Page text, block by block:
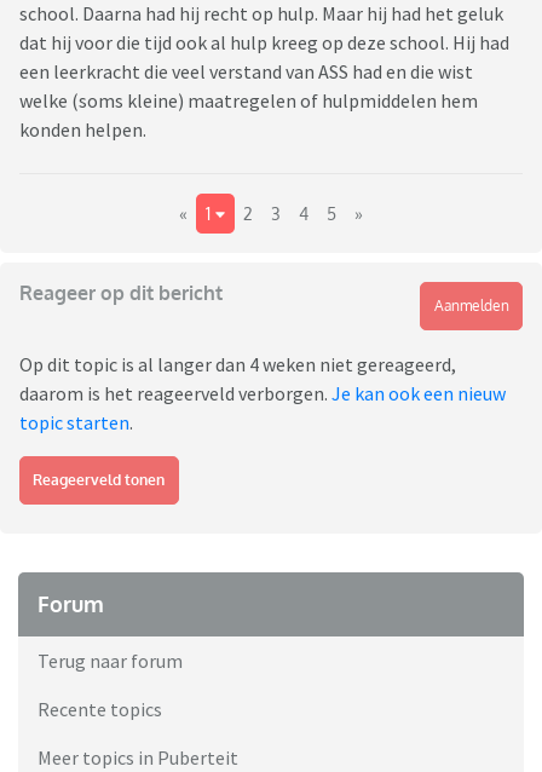
school. Daarna had hij recht op hulp. Maar hij had het geluk
dat hij voor die tijd ook al hulp kreeg op deze school. Hij had
een leerkracht die veel verstand van ASS had en die wist
welke (soms kleine) maatregelen of hulpmiddelen hem
konden helpen.
« 1 2 3 4 5 »
Reageer op dit bericht
Aanmelden
Op dit topic is al langer dan 4 weken niet gereageerd,
daarom is het reageerveld verborgen. Je kan ook een nieuw
topic starten.
Reageerveld tonen
Forum
Terug naar forum
Recente topics
Meer topics in Puberteit